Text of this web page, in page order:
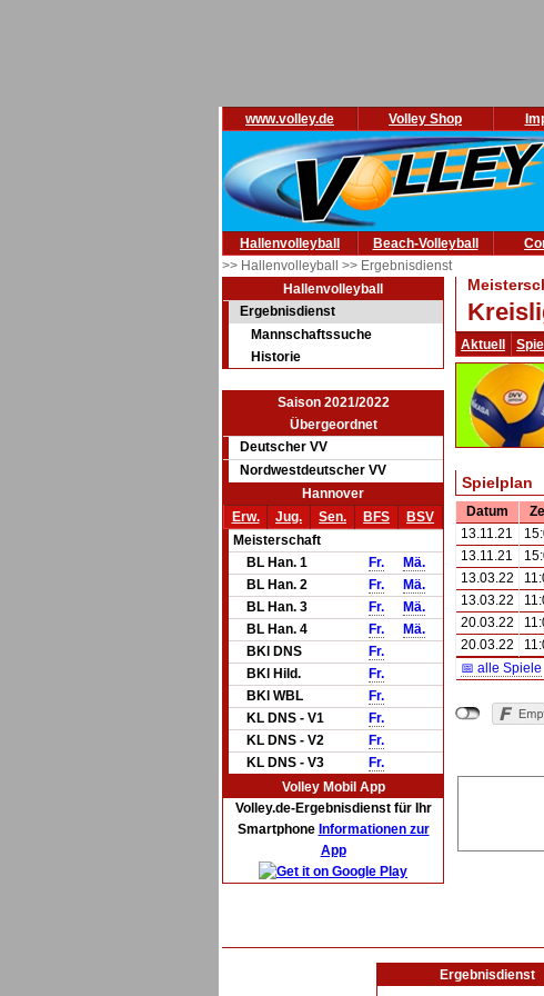
www.volley.de Volley Shop
Hallenvolleyball Beach-Volleyball
>> Hallenvolleyball >> Ergebnisdienst
Hallenvolleyball
Ergebnisdienst
Mannschaftssuche
Historie
Saison 2021/2022
Übergeordnet
Deutscher VV
Nordwestdeutscher VV
Hannover
Erw.
Jug. Sen. BFS
BSV
Meisterschaft
BL Han. 1
Fr.
Mä.
BL Han. 2
Fr.
Mä.
BL Han. 3
Fr.
Mä.
BL Han. 4
Fr.
Mä.
BKl DNS
Fr.
BKl Hild.
Fr.
BKl WBL
Fr.
KL DNS - V1
Fr.
KL DNS - V2
Fr.
KL DNS - V3
Fr.
Volley Mobil App
Volley.de-Ergebnisdienst für Ihr
Smartphone Informationen zur
App
Aktuell
Spielplan
Datum
13.11.21
13.11.21
13.03.22
13.03.22
20.03.22
20.03.22
📅 alle Spiele
Ergebnisdienst